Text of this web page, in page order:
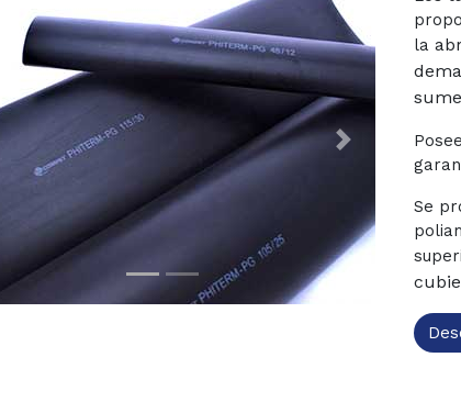
Next
la
Se